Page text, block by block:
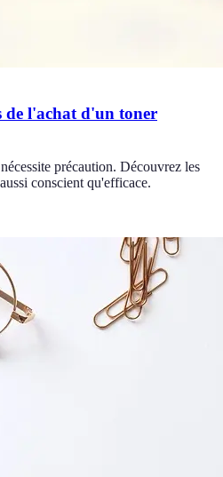
de l'achat d'un toner
précaution. Découvrez les
conscient qu'efficace.